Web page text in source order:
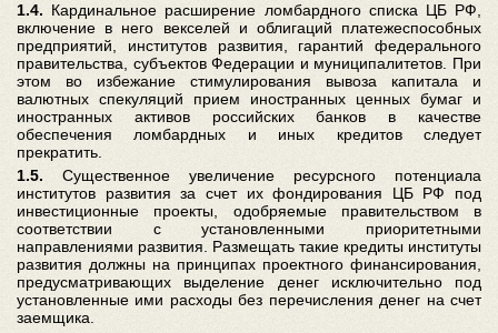
1.4. Кардинальное расширение ломбардного списка ЦБ РФ,
включение в него векселей и облигаций платежеспособных
предприятий, институтов развития, гарантий федерального
правительства, субъектов Федерации и муниципалитетов. При
этом во избежание стимулирования вывоза капитала и
валютных спекуляций прием иностранных ценных бумаг и
иностранных активов российских банков в качестве
обеспечения ломбардных и иных кредитов следует
прекратить.
1.5. Существенное увеличение ресурсного потенциала
институтов развития за счет их фондирования ЦБ РФ под
инвестиционные проекты, одобряемые правительством в
соответствии с установленными приоритетными
направлениями развития. Размещать такие кредиты институты
развития должны на принципах проектного финансирования,
предусматривающих выделение денег исключительно под
установленные ими расходы без перечисления денег на счет
заемщика.